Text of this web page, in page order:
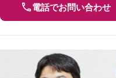
電話でお問い合わせ